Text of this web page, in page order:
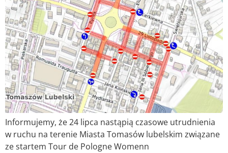
Informujemy, że 24 lipca nastąpią czasowe utrudnienia
w ruchu na terenie Miasta Tomasów lubelskim związane
ze startem Tour de Pologne Womenn